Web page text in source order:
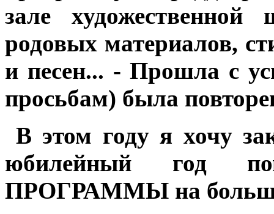
зале
родовых материалов,
и песен... - Прошла с
просьбам) была
В этом году я хочу
юбилейный год
ПРОГРАММЫ на